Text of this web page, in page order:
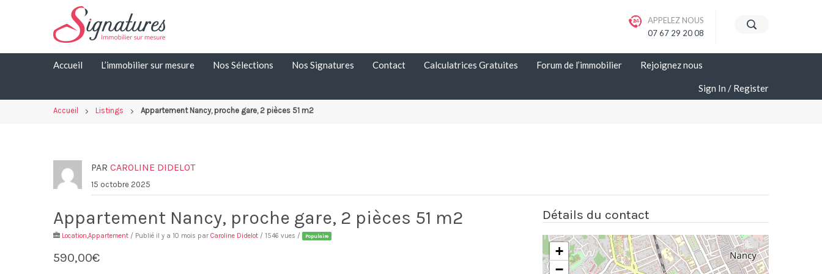
APPELEZ NOUS
07 67 29 20 08
Accueil L’immobilier sur mesure Nos Sélections Nos Signatures Contact Calculatrices Gratuites Forum de l’immobilier Rejoignez nous
Sign In Register
Accueil Listings Appartement Nancy, proche gare, 2 pièces 51 m2
PAR CAROLINE DIDELOT
15 octobre 2025
Appartement Nancy, proche gare, 2 pièces 51 m2
Location,Appartement / Publié il y a 10 mois par Caroline Didelot / 1546 vues / Populaire
590,00€
Détails du contact
+
−